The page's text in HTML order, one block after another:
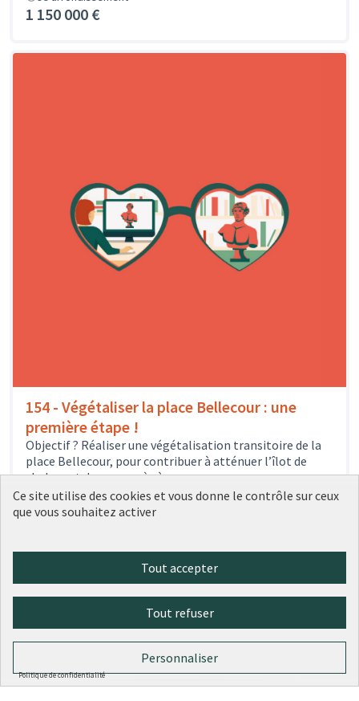
1 150 000 €
154 - Végétaliser la place Bellecour : une
première étape !
Objectif ? Réaliser une végétalisation transitoire de la
place Bellecour, pour contribuer à atténuer l’îlot de
chaleur et donner accès à...
1516votes Environnement et nature en ville Sélectionné
1 500 000 €
Résultats par page :
1 2 3 4 5
Ce site utilise des cookies et vous donne le contrôle sur ceux
que vous souhaitez activer
Tout accepter
Tout refuser
Personnaliser
Politique de confidentialité